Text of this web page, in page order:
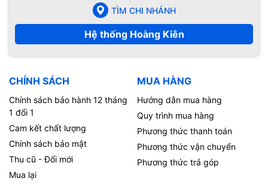
TÌM CHI NHÁNH
Hệ thống Hoàng Kiên
CHÍNH SÁCH
Chính sách bảo hành 12 tháng
1 đổi 1
Cam kết chất lượng
Chính sách bảo mật
Thu cũ - Đổi mới
Mua lại
MUA HÀNG
Hướng dẫn mua hàng
Quy trình mua hàng
Phương thức thanh toán
Phương thức vận chuyển
Phương thức trả góp